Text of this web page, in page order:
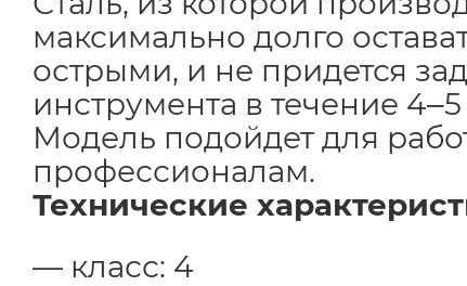
максимально долго
острыми, и не придется
инструмента в течение 4‒5
Модель подойдет для
профессионалам.
Технические
класс: 4